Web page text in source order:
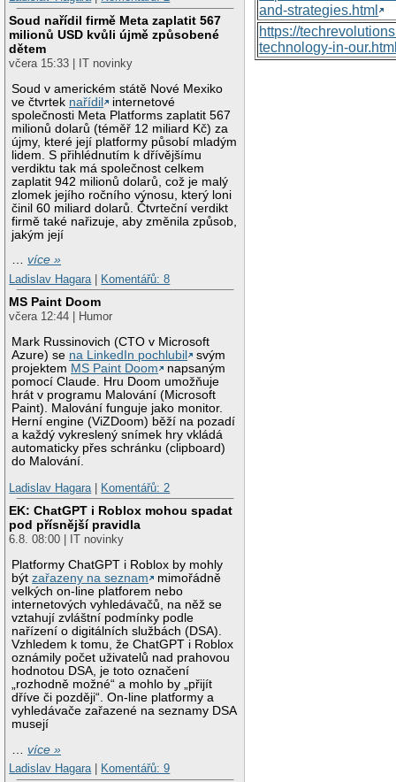
Soud nařídil firmě Meta zaplatit 567
milionů USD kvůli újmě způsobené
dětem
včera 15:33 | IT novinky
Soud v americkém státě Nové Mexiko
ve čtvrtek nařídil
internetové
společnosti Meta Platforms zaplatit 567
milionů dolarů (téměř 12 miliard Kč) za
újmy, které její platformy působí mladým
lidem. S přihlédnutím k dřívějšímu
verdiktu tak má společnost celkem
zaplatit 942 milionů dolarů, což je malý
zlomek jejího ročního výnosu, který loni
činil 60 miliard dolarů. Čtvrteční verdikt
firmě také nařizuje, aby změnila způsob,
jakým její
…více »
Ladislav Hagara
Komentářů: 8
MS Paint Doom
včera 12:44 | Humor
Mark Russinovich (CTO v Microsoft
Azure) se na LinkedIn pochlubil
svým
projektem MS Paint Doom
napsaným
pomocí Claude. Hru Doom umožňuje
hrát v programu Malování (Microsoft
Paint). Malování funguje jako monitor.
Herní engine (ViZDoom) běží na pozadí
a každý vykreslený snímek hry vkládá
automaticky přes schránku (clipboard)
do Malování.
Ladislav Hagara
Komentářů: 2
EK: ChatGPT i Roblox mohou spadat
pod přísnější pravidla
6.8. 08:00 | IT novinky
Platformy ChatGPT i Roblox by mohly
býtzařazeny na seznam
mimořádně
velkých on-line platforem nebo
internetových vyhledávačů, na něž se
vztahují zvláštní podmínky podle
nařízení o digitálních službách (DSA).
Vzhledem k tomu, že ChatGPT i Roblox
oznámily počet uživatelů nad prahovou
hodnotou DSA, je toto označení
„rozhodně možné“ a mohlo by „přijít
dříve či později“. On-line platformy a
vyhledávače zařazené na seznamy DSA
musejí
…více »
Ladislav Hagara| Komentářů: 9
and-strategies.html
https://
technology-in-